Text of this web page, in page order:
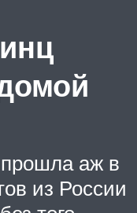
аж в
из России